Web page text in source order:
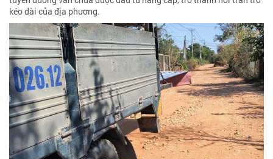
“Sống treo” tại dự án Khu công nghiệp Nhân